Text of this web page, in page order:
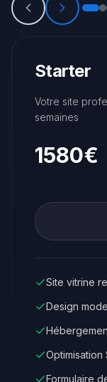
Starter
Votre site
semaines
1580€
Site vitrine
Design
Optimisation
Formulaire